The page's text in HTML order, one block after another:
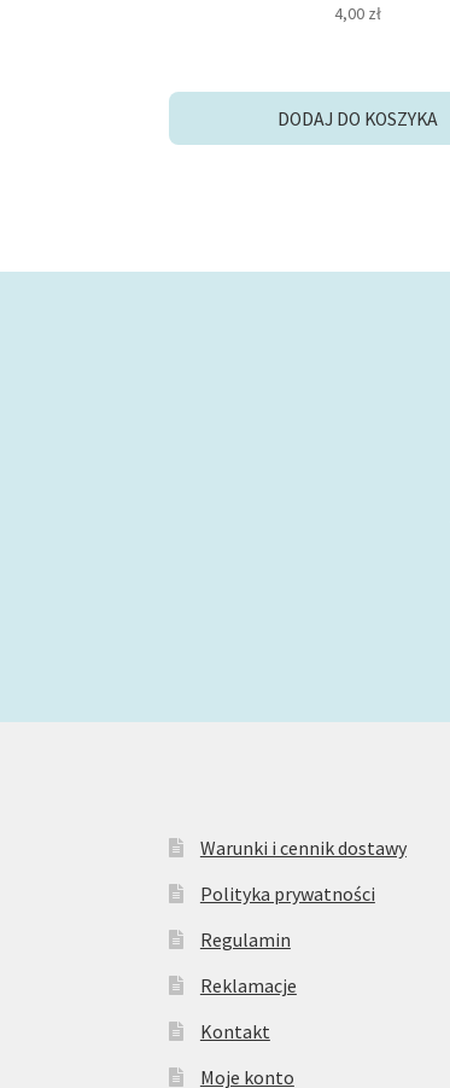
4,00 zł
DODAJ DO KOSZYKA
Warunki i cennik dostawy
Polityka prywatności
Regulamin
Reklamacje
Kontakt
Moje konto